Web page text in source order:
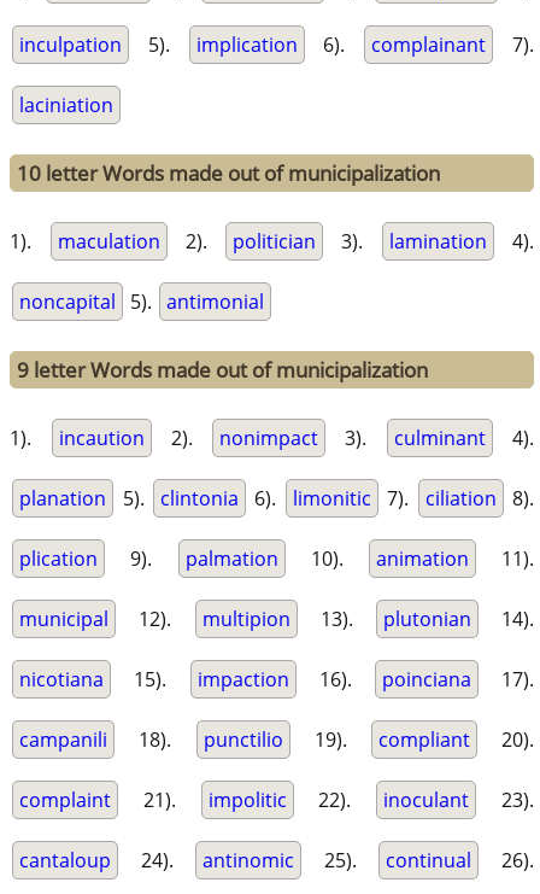
inculpation 5). implication 6). complainant 7).
laciniation
10 letter Words made out of municipalization
1). maculation 2). politician 3). lamination 4).
noncapital 5). antimonial
9 letter Words made out of municipalization
1). incaution 2). nonimpact 3). culminant 4).
planation 5). clintonia 6). limonitic 7). ciliation 8).
plication 9). palmation 10). animation 11).
municipal 12). multipion 13). plutonian 14).
nicotiana 15). impaction 16). poinciana 17).
campanili 18). punctilio 19). compliant 20).
complaint 21). impolitic 22). inoculant 23).
cantaloup 24). antinomic 25). continual 26).